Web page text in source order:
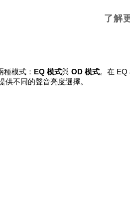
了解
模式： EQ 模式與 OD 模式。在
不同的聲音亮度選擇。